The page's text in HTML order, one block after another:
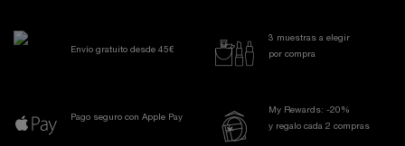
Envío gratuito desde 45€
3 muestras a elegir
por compra
Pago seguro con Apple Pay
My Rewards: -20%
y regalo cada 2 compras